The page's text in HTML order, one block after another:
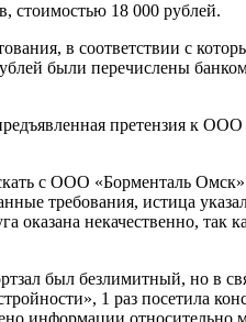
стоимостью 18 000 рублей.
в соответствии с
были перечислены
претензия к
с ООО «Борменталь
требования, истица
некачественно, так
был безлимитный, но в
1 раз посетила